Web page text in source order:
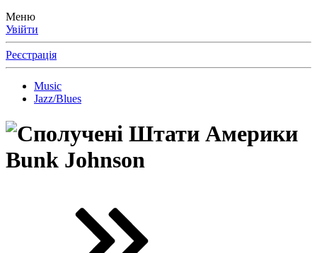
Меню
Увійти
Реєстрація
Music
Jazz/Blues
Bunk Johnson